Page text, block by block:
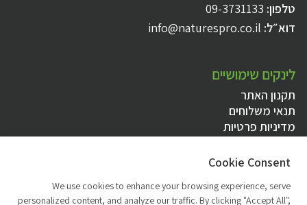
טלפון: 09-3731133
דוא״ל: info@naturespro.co.il
לינקים שימושיים
תקנון האתר
תנאי משלוחים
מדיניות פרטיות
הצהרת נגישות
יצירת קשר ושעות פעילות
Cookie Consent
We use cookies to enhance your browsing experience, serve
personalized content, and analyze our traffic. By clicking "Accept All",